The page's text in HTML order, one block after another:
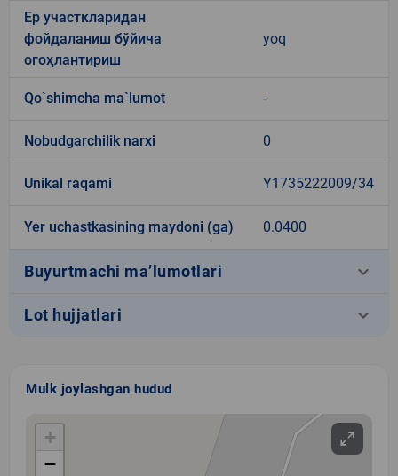
Ер участкларидан
фойдаланиш бўйича
огоҳлантириш
yoq
Qo`shimcha ma`lumot -
Nobudgarchilik narxi 0
Unikal raqami Y1735222009/34
Yer uchastkasining maydoni (ga) 0.0400
Buyurtmachi ma’lumotlari keyboard_arrow_down
Lot hujjatlari keyboard_arrow_down
Mulk joylashgan hudud
+
−